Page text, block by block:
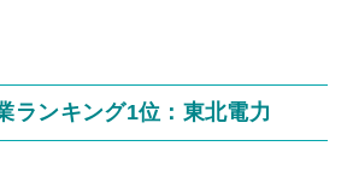
ランキング1位：東北電力